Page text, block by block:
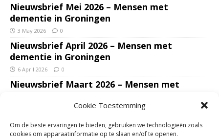
Cookie Toestemming
Om de beste ervaringen te bieden, gebruiken we technologieën zoals
cookies om apparaatinformatie op te slaan en/of te openen.
Nieuwsbrief Mei 2026 – Mensen met
dementie in Groningen
3 May 2026 0
Nieuwsbrief April 2026 – Mensen met
dementie in Groningen
6 April 2026 0
Nieuwsbrief Maart 2026 – Mensen met
Nieuwsbrief Januari – Februari 2026 – Mensen
met dementie in Groningen